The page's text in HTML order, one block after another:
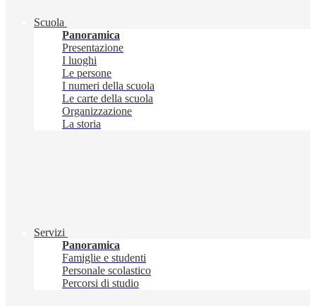
Scuola
Panoramica
Presentazione
I luoghi
Le persone
I numeri della scuola
Le carte della scuola
Organizzazione
La storia
Servizi
Panoramica
Famiglie e studenti
Personale scolastico
Percorsi di studio